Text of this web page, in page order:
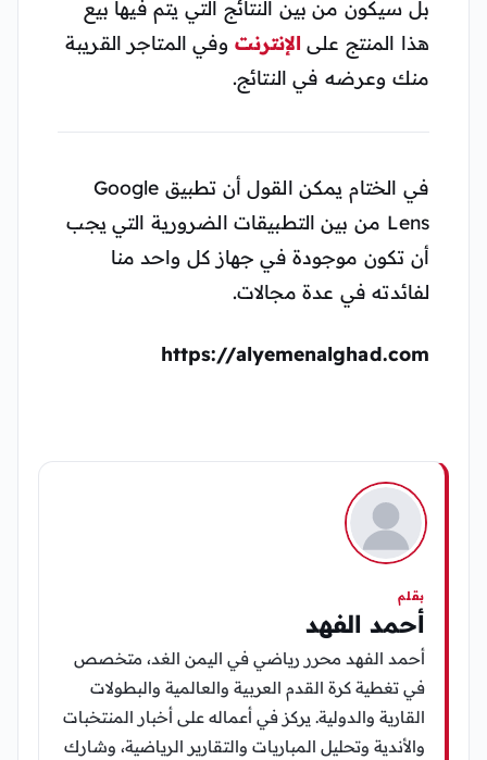
بل سيكون من بين النتائج التي يتم فيها بيع
هذا المنتج على الإنترنت وفي المتاجر القريبة
منك وعرضه في النتائج.
في الختام يمكن القول أن تطبيق Google
Lens من بين التطبيقات الضرورية التي يجب
أن تكون موجودة في جهاز كل واحد منا
لفائدته في عدة مجالات.
https://alyemenalghad.com
بقلم
أحمد الفهد
أحمد الفهد محرر رياضي في اليمن الغد، متخصص
في تغطية كرة القدم العربية والعالمية والبطولات
القارية والدولية. يركز في أعماله على أخبار المنتخبات
والأندية وتحليل المباريات والتقارير الرياضية، وشارك